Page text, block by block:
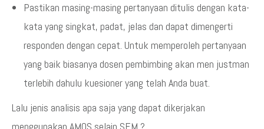
Pastikan masing-masing pertanyaan ditulis dengan kata-
kata yang singkat, padat, jelas dan dapat dimengerti
responden dengan cepat. Untuk memperoleh pertanyaan
yang baik biasanya dosen pembimbing akan men justman
terlebih dahulu kuesioner yang telah Anda buat.
Lalu jenis analisis apa saja yang dapat dikerjakan